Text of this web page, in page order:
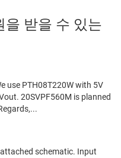
을 받을 수 있는